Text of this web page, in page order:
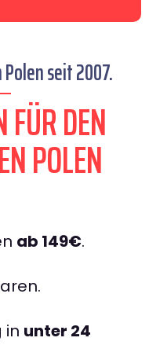
seit 2007.
DEN
POLEN
ab 149€.
in unter 24